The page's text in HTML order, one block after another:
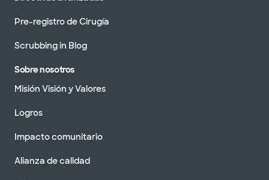
Pre-registro de Cirugía
Scrubbing in Blog
Sobre nosotros
Misión Visión y Valores
Logros
Impacto comunitario
Alianza de calidad